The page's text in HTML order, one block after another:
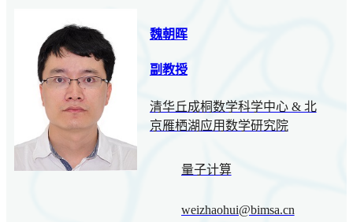
魏朝晖
副教授
清华丘成桐数学科学中心 & 北
京雁栖湖应用数学研究院
量子计算
weizhaohui@bimsa.cn